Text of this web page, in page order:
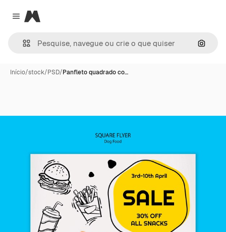
Close menu
Magnific
Início/stock/PSD/Panfleto quadrado co…